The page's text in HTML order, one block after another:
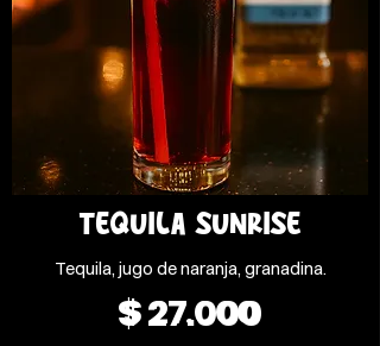
TEQUILA SUNRISE
Tequila, jugo de naranja, granadina.
$ 27.000
$ 27.000